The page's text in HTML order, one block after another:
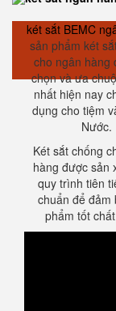
két sắt BEMC
sản phẩm két
cho ngân hàng
chọn và ưa
nhất hiện nay
dụng cho tiệm
Nước.
Két sắt chống
hàng được sản
quy trình tiên
chuẩn để đảm
phẩm tốt